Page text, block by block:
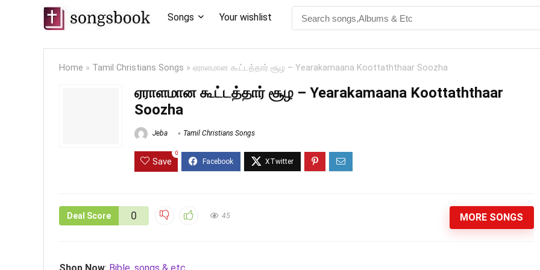
Songs Your wishlist
Home » Tamil Christians Songs » ஏராளமான கூட்டத்தார் சூழ – Yearakamaana Koottaththaar Soozha
ஏராளமான கூட்டத்தார் சூழ – Yearakamaana Koottaththaar
Soozha
Jeba Tamil Christians Songs
Save
0
Deal Score 0 45 MORE SONGS